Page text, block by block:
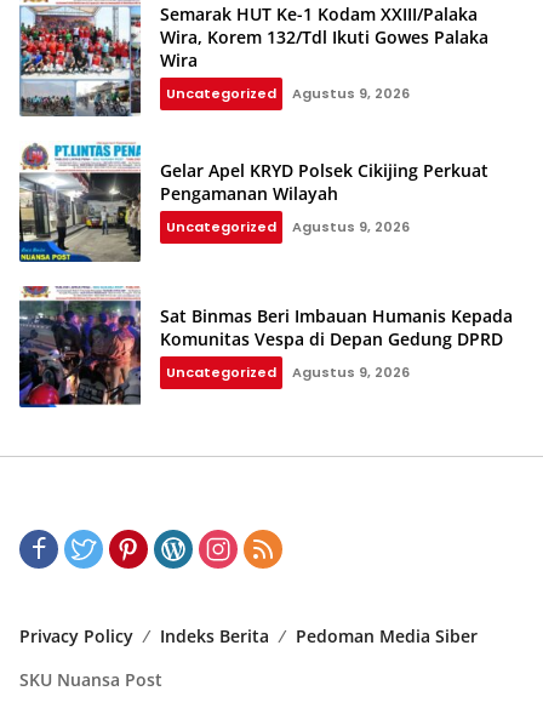
Semarak HUT Ke-1 Kodam XXIII/Palaka
Wira, Korem 132/Tdl Ikuti Gowes Palaka
Wira
Uncategorized Agustus 9, 2026
Gelar Apel KRYD Polsek Cikijing Perkuat
Pengamanan Wilayah
Uncategorized Agustus 9, 2026
Sat Binmas Beri Imbauan Humanis Kepada
Komunitas Vespa di Depan Gedung DPRD
Uncategorized Agustus 9, 2026
Privacy Policy Indeks Berita
Pedoman Media Siber
SKU Nuansa Post